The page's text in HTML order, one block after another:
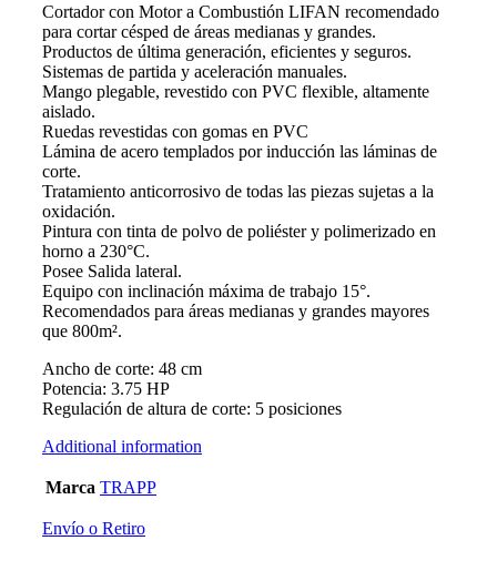
Cortador con Motor a Combustión LIFAN recomendado
para cortar césped de áreas medianas y grandes.
Productos de última generación, eficientes y seguros.
Sistemas de partida y aceleración manuales.
Mango plegable, revestido con PVC flexible, altamente
aislado.
Ruedas revestidas con gomas en PVC
Lámina de acero templados por inducción las láminas de
corte.
Tratamiento anticorrosivo de todas las piezas sujetas a la
oxidación.
Pintura con tinta de polvo de poliéster y polimerizado en
horno a 230°C.
Posee Salida lateral.
Equipo con inclinación máxima de trabajo 15°.
Recomendados para áreas medianas y grandes mayores
que 800m².
Ancho de corte: 48 cm
Potencia: 3.75 HP
Regulación de altura de corte: 5 posiciones
Additional information
Marca TRAPP
Envío o Retiro